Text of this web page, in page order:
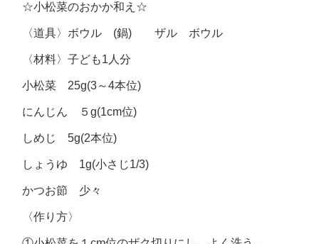
☆小松菜のおかか和え☆
〈道具〉ボウル (鍋) ザル ボウル
〈材料〉子ども1人分
小松菜 25g(3～4本位)
にんじん ５g(1cm位)
しめじ 5g(2本位)
しょうゆ 1g(小さじ1/3)
かつお節 少々
〈作り方〉